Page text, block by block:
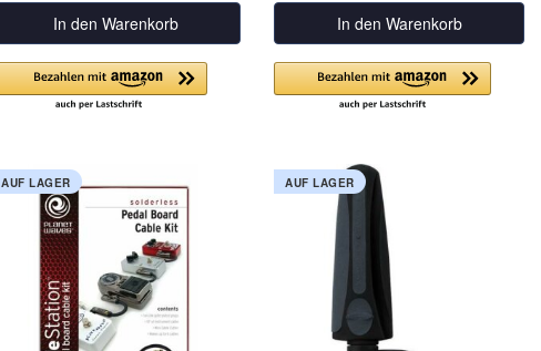
In den Warenkorb In den Warenkorb
AUF LAGER AUF LAGER